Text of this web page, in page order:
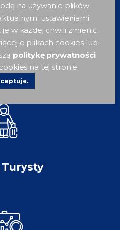
Turysty
na używanie plików
ustawieniami
w każdej chwili zmienić.
o plikach cookies lub
politykę prywatności.
na tej stronie.